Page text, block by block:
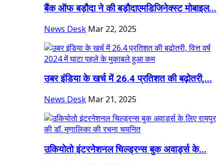
बैंक ऑफ बड़ौदा ने की बड़ौदाएमडिजिनेक्स्ट मोबाइल...
News Desk Mar 22, 2025
उबर इंडिया के खर्च में 26.4 प्रतिशत की बढ़ोतरी,...
News Desk Mar 21, 2025
उकियोतो इंटरनेशनल चिल्ड्रन्स बुक अवार्ड्स के...